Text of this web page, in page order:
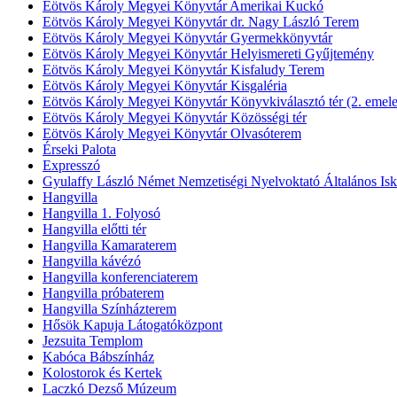
Eötvös Károly Megyei Könyvtár Amerikai Kuckó
Eötvös Károly Megyei Könyvtár dr. Nagy László Terem
Eötvös Károly Megyei Könyvtár Gyermekkönyvtár
Eötvös Károly Megyei Könyvtár Helyismereti Gyűjtemény
Eötvös Károly Megyei Könyvtár Kisfaludy Terem
Eötvös Károly Megyei Könyvtár Kisgaléria
Eötvös Károly Megyei Könyvtár Könyvkiválasztó tér (2.
Eötvös Károly Megyei Könyvtár Közösségi tér
Eötvös Károly Megyei Könyvtár Olvasóterem
Érseki Palota
Expresszó
Gyulaffy László Német Nemzetiségi Nyelvoktató Általános
Hangvilla
Hangvilla 1. Folyosó
Hangvilla előtti tér
Hangvilla Kamaraterem
Hangvilla kávézó
Hangvilla konferenciaterem
Hangvilla próbaterem
Hangvilla Színházterem
Hősök Kapuja Látogatóközpont
Jezsuita Templom
Kabóca Bábszínház
Kolostorok és Kertek
Laczkó Dezső Múzeum